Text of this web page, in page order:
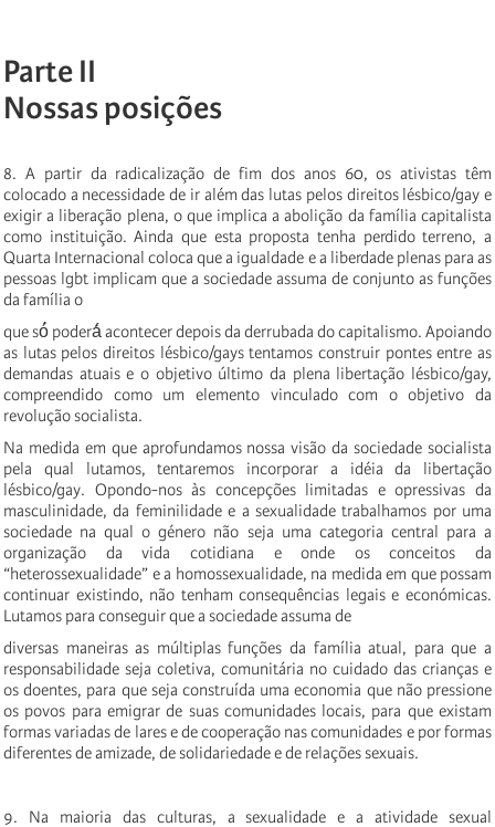
Parte II
Nossas posições
8. A partir da radicalização de fim dos anos 60, os ativistas têm
colocado a necessidade de ir além das lutas pelos direitos lésbico/gay e
exigir a liberação plena, o que implica a abolição da família capitalista
como instituição. Ainda que esta proposta tenha perdido terreno, a
Quarta Internacional coloca que a igualdade e a liberdade plenas para as
pessoas lgbt implicam que a sociedade assuma de conjunto as funções
da família o
que só́ poderá́ acontecer depois da derrubada do capitalismo. Apoiando
as lutas pelos direitos lésbico/gays tentamos construir pontes entre as
demandas atuais e o objetivo último da plena libertação lésbico/gay,
compreendido como um elemento vinculado com o objetivo da
revolução socialista.
Na medida em que aprofundamos nossa visão da sociedade socialista
pela qual lutamos, tentaremos incorporar a idéia da libertação
lésbico/gay. Opondo-nos às concepções limitadas e opressivas da
masculinidade, da feminilidade e a sexualidade trabalhamos por uma
sociedade na qual o género não seja uma categoria central para a
organização da vida cotidiana e onde os conceitos da
“heterossexualidade” e a homossexualidade, na medida em que possam
continuar existindo, não tenham consequências legais e económicas.
Lutamos para conseguir que a sociedade assuma de
diversas maneiras as múltiplas funções da família atual, para que a
responsabilidade seja coletiva, comunitária no cuidado das crianças e
os doentes, para que seja construída uma economia que não pressione
os povos para emigrar de suas comunidades locais, para que existam
formas variadas de lares e de cooperação nas comunidades e por formas
diferentes de amizade, de solidariedade e de relações sexuais.
9. Na maioria das culturas, a sexualidade e a atividade sexual